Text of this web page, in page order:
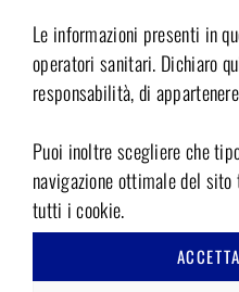
Le informazioni presenti in
operatori sanitari. Dichiaro
responsabilità, di
Puoi inoltre scegliere che
navigazione ottimale del
tutti i cookie.
Codice:CTOV16
TECNOMED ITALIA